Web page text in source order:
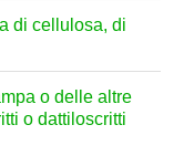
di cellulosa, di
o delle altre
o dattiloscritti